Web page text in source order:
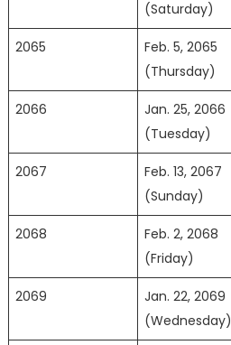
(Saturday)
2065
Feb. 5, 2065
(Thursday)
2066
Jan. 25, 2066
(Tuesday)
2067
Feb. 13, 2067
(Sunday)
2068
Feb. 2, 2068
(Friday)
2069
Jan. 22, 2069
(Wednesday)